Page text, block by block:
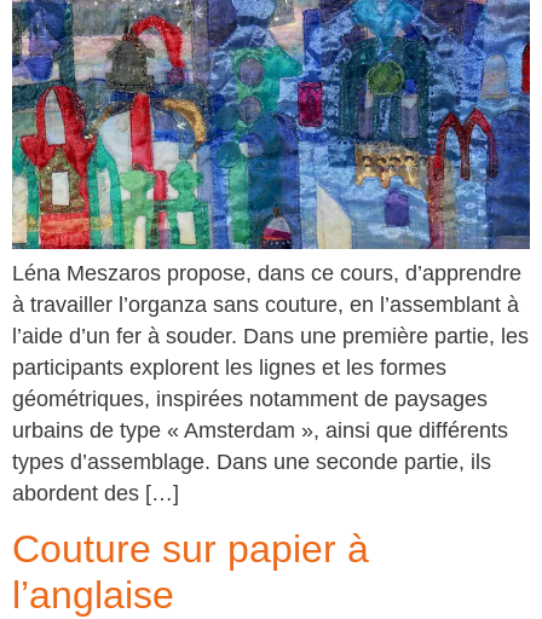
Léna Meszaros propose, dans ce cours, d’apprendre
à travailler l’organza sans couture, en l’assemblant à
l’aide d’un fer à souder. Dans une première partie, les
participants explorent les lignes et les formes
géométriques, inspirées notamment de paysages
urbains de type « Amsterdam », ainsi que différents
types d’assemblage. Dans une seconde partie, ils
abordent des […]
Couture sur papier à
l’anglaise